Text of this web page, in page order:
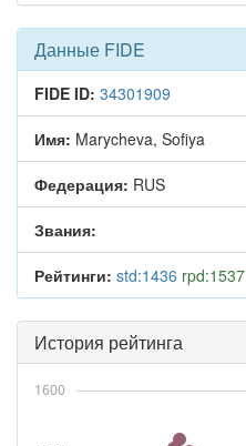
Данные FIDE
FIDE ID: 34301909
Имя: Marycheva, Sofiya
Федерация: RUS
Звания:
Рейтинги: std:1436 rpd:1537
История рейтинга
1600